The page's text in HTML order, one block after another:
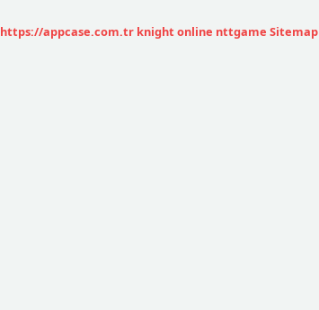
https://appcase.com.tr knight online nttgame Sitemap